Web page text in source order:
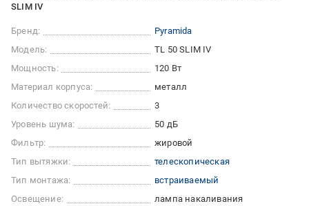
SLIM IV
Бренд:
Pyramida
Модель:
TL 50 SLIM IV
Мощность:
120 Вт
Материал корпуса:
металл
Количество скоростей:
3
Уровень шума:
50 дБ
Фильтр:
жировой
Тип вытяжки:
телескопическая
Тип монтажа:
встраиваемый
Освещение:
лампа накаливания